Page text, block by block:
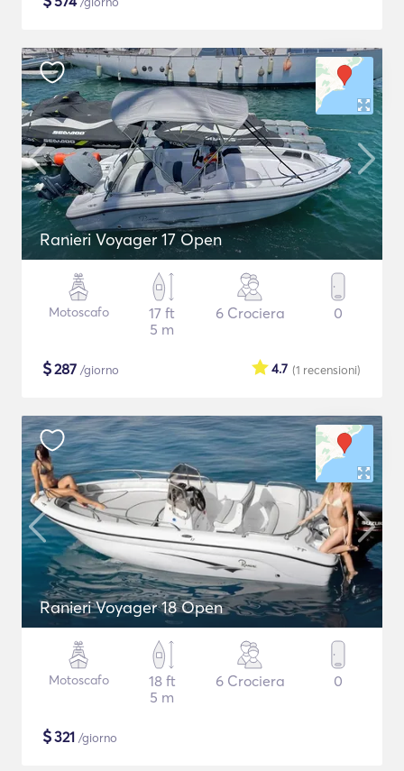
Ranieri Voyager 17 Open
Motoscafo
17 ft
5 m
6 Crociera 0
$287 /giorno (1 recensioni)
4.7
Ranieri Voyager 18 Open
Motoscafo
18 ft
5 m
6 Crociera 0
$321 /giorno